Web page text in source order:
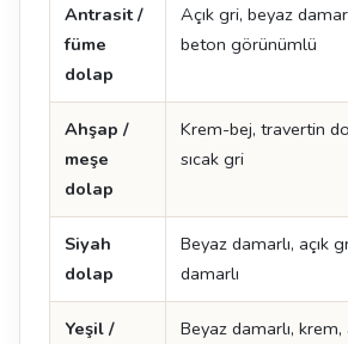
Antrasit /
füme
dolap
Açık gri, beyaz
beton görünümlü
Ahşap /
meşe
dolap
Krem-bej, travertin
sıcak gri
Siyah
dolap
Beyaz damarlı, açık
damarlı
Yeşil /
Beyaz damarlı, krem,